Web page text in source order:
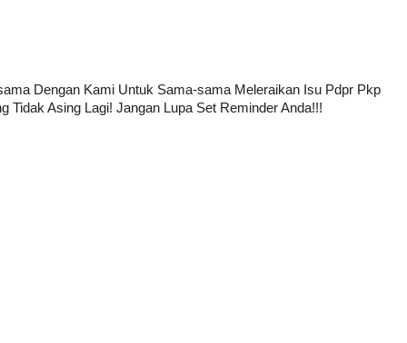
Dengan Kami Untuk Sama-sama Meleraikan Isu Pdpr Pkp
Tidak Asing Lagi! Jangan Lupa Set Reminder Anda!!!